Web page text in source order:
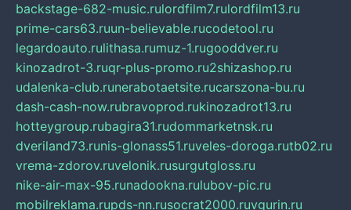
backstage-682-music.rulordfilm7.rulordfilm13.ru
prime-cars63.ruun-believable.rucodetool.ru
legardoauto.rulithasa.rumuz-1.rugooddver.ru
kinozadrot-3.ruqr-plus-promo.ru2shizashop.ru
udalenka-club.runerabotaetsite.rucarszona-bu.ru
dash-cash-now.rubravoprod.rukinozadrot13.ru
hotteygroup.rubagira31.rudommarketnsk.ru
dveriland73.runis-glonass51.ruveles-doroga.rutb02.ru
vrema-zdorov.ruvelonik.rusurgutgloss.ru
nike-air-max-95.runadookna.rulubov-pic.ru
mobilreklama.rupds-nn.rusocrat2000.ruvgurin.ru